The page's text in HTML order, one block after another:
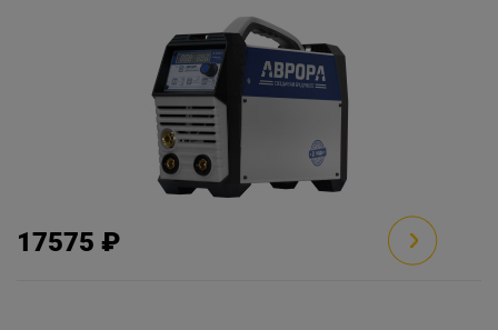
17575 ₽